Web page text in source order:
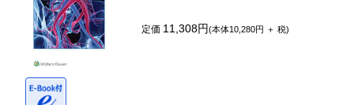
定価 11,308円(本体10,280円 ＋ 税)